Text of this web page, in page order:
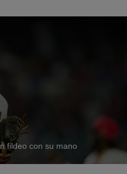
fildeo con su mano